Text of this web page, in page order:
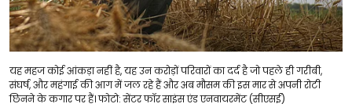
यह महज कोई आंकड़ा नहीं है, यह उन करोड़ों परिवारों का दर्द है जो पहले ही गरीबी,
संघर्ष, और महंगाई की आग में जल रहे हैं और अब मौसम की इस मार से अपनी रोटी
छिनने के कगार पर हैं। फोटो: सेंटर फॉर साइंस एंड एनवायरमेंट (सीएसई)